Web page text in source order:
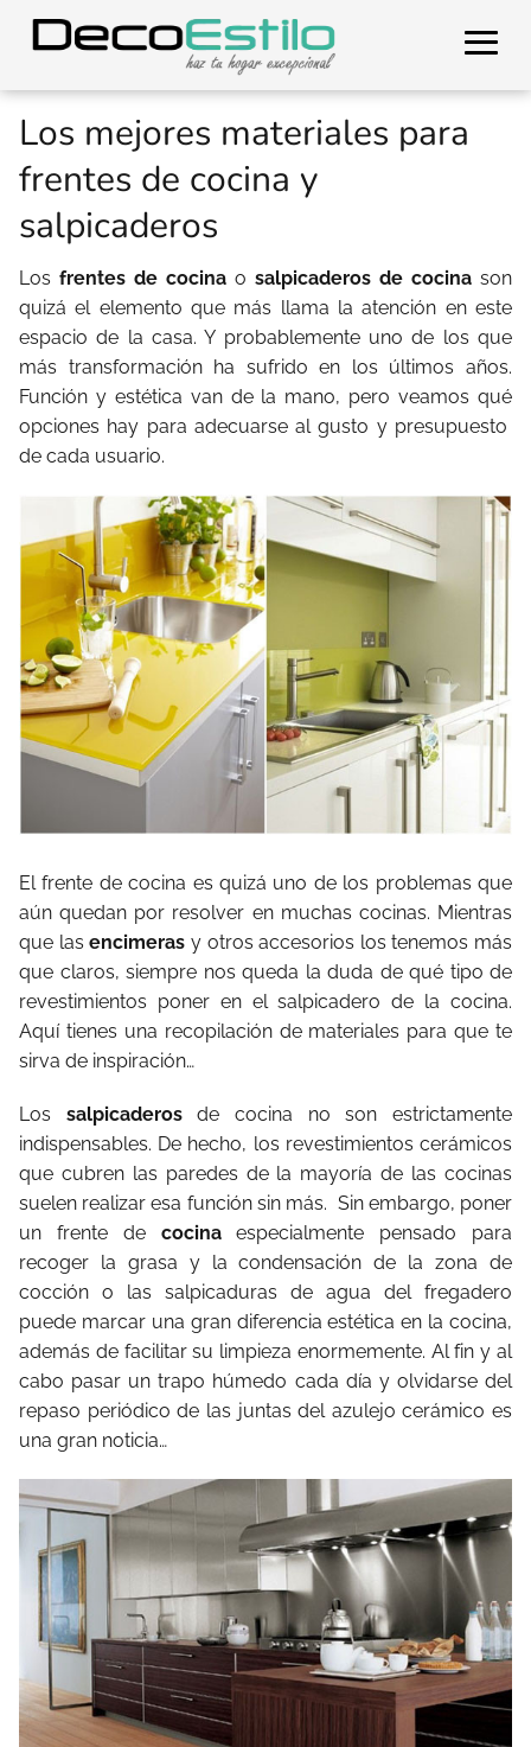
Los mejores materiales para
frentes de cocina y
salpicaderos
Los frentes de cocina o salpicaderos de cocina son
quizá el elemento que más llama la atención en este
espacio de la casa. Y probablemente uno de los que
más transformación ha sufrido en los últimos años.
Función y estética van de la mano, pero veamos qué
opciones hay para adecuarse al gusto y presupuesto
de cada usuario.
El frente de cocina es quizá uno de los problemas que
aún quedan por resolver en muchas cocinas. Mientras
que lasencimeras y otros accesorios los tenemos más
que claros, siempre nos queda la duda de qué tipo de
revestimientos poner en el salpicadero de la cocina.
Aquí tienes una recopilación de materiales para que te
sirva de inspiración…
Los salpicaderosde cocina no son estrictamente
indispensables. De hecho, los revestimientos cerámicos
que cubren las paredes de la mayoría de las cocinas
suelen realizar esa función sin más. Sin embargo, poner
un frente de cocinaespecialmente pensado para
recoger la grasa y la condensación de la zona de
cocción o las salpicaduras de agua del fregadero
puede marcar una gran diferencia estética en la cocina,
además de facilitar su limpieza enormemente. Al fin y al
cabo pasar un trapo húmedo cada día y olvidarse del
repaso periódico de las juntas del azulejo cerámico es
una gran noticia…